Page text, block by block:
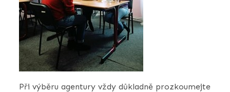
Při výběru agentury vždy důkladně prozkoumejte